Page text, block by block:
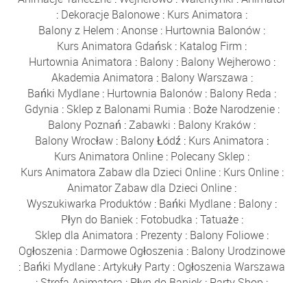
: Dekoracje Balonowe : Kurs Animatora :
Balony z Helem :Anonse : Hurtownia Balonów :
Kurs Animatora Gdańsk : Katalog Firm :
Hurtownia Animatora : Balony: Balony Wejherowo:
Akademia Animatora : Balony Warszawa :
Bańki Mydlane : Hurtownia Balonów : Balony Reda :
Gdynia : Sklep z Balonami Rumia : Boże Narodzenie:
Balony Poznań :Zabawki : Balony Kraków :
Balony Wrocław : Balony Łódź : Kurs Animatora :
Kurs Animatora Online : Polecany Sklep :
Kurs Animatora Zabaw dla Dzieci Online: Kurs Online:
Animator Zabaw dla Dzieci Online :
Wyszukiwarka Produktów : Bańki Mydlane : Balony :
Płyn do Baniek: Fotobudka :Tatuaże:
Sklep dla Animatora : Prezenty : Balony Foliowe :
Ogłoszenia : Darmowe Ogłoszenia : Balony Urodzinowe
: Bańki Mydlane :Artykuły Party : Ogłoszenia Warszawa